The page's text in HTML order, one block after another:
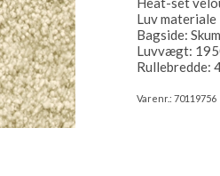
Luv materiale
Bagside: Skum
Luvvægt:
Rullebredde:
Varenr.: 70119756